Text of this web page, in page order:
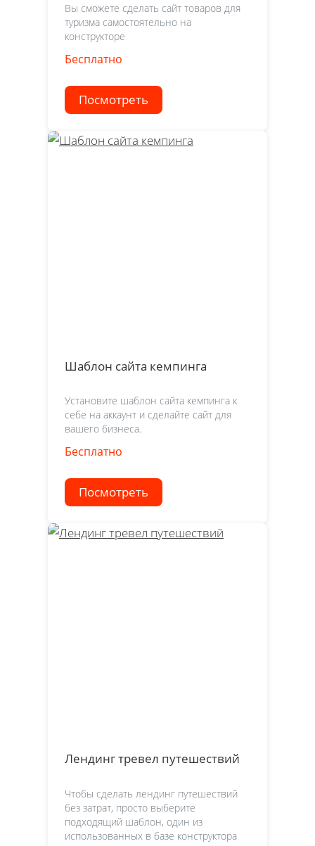
Вы сможете сделать сайт товаров для
туризма самостоятельно на
конструкторе
Бесплатно
Посмотреть
Шаблон сайта кемпинга
Установите шаблон сайта кемпинга к
себе на аккаунт и сделайте сайт для
вашего бизнеса.
Бесплатно
Посмотреть
Лендинг тревел путешествий
Чтобы сделать лендинг путешествий
без затрат, просто выберите
подходящий шаблон, один из
использованных в базе конструктора